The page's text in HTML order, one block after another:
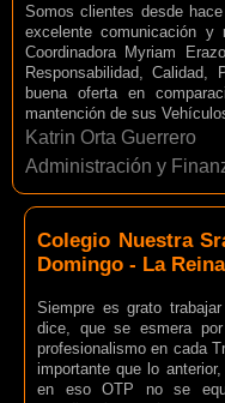
Somos clientes desde
excelente comunicación y
Coordinadora Myriam
Responsabilidad,
buena oferta en
mantención de sus
Katrin Orta Guerrero
Administración y
Colegio Nuestra
Domingo - La Reina
Siempre es grato
dice, que se esmera
profesionalismo en cada
importante que lo
en eso OTP no se